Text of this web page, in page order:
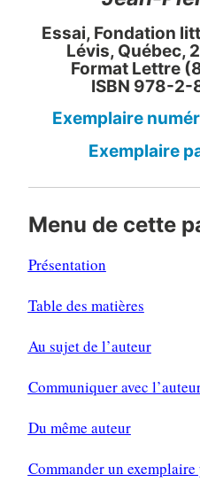
Essai, Fondation
Lévis, Québec,
Format Lettre
ISBN 978-
Exemplaire
Exemplaire
Menu de cette
Présentation
Table des matières
Au sujet de l’auteur
Communiquer avec
Du même auteur
Commander un